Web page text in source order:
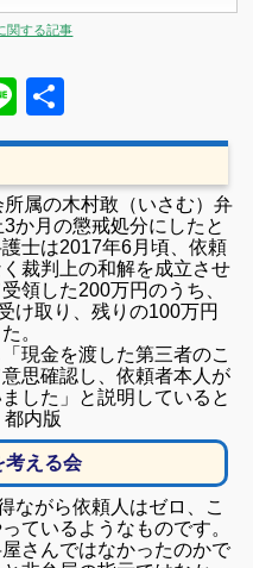
関する記事
Line
有
属の木村敢（いさむ）弁
か月の懲戒処分にしたと
士は2017年6月頃、依頼
裁判上の和解を成立させ
領した200万円のうち、
け取り、残りの100万円
。
現金を渡した第三者のこ
思確認し、依頼者本人が
した」と説明していると
内版
考える会
ながら依頼人はゼロ、こ
ているようなものです。
さんではなかったのかで